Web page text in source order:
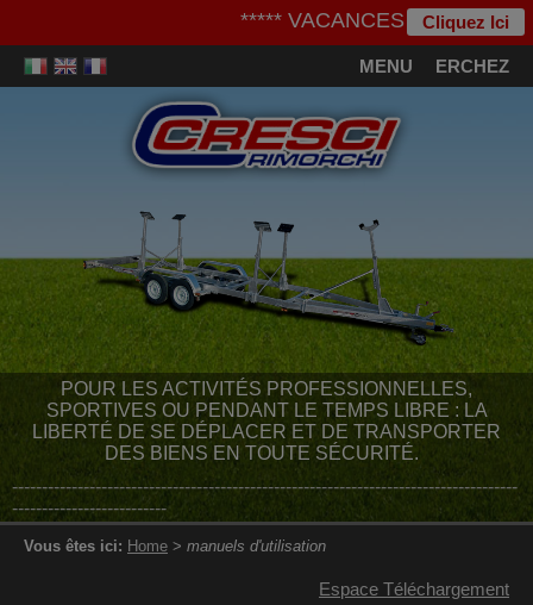
***** VACANCES D'ETE *****
Cliquez Ici
MENUCHERCHEZ
POUR LES ACTIVITÉS PROFESSIONNELLES,
SPORTIVES OU PENDANT LE TEMPS LIBRE : LA
LIBERTÉ DE SE DÉPLACER ET DE TRANSPORTER
DES BIENS EN TOUTE SÉCURITÉ.
-------------------------------------------------------------------------------------
--------------------------
Vous êtes ici: Home > manuels d'utilisation
Espace Téléchargement